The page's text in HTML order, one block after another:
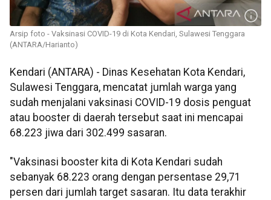
Arsip foto - Vaksinasi COVID-19 di Kota Kendari, Sulawesi Tenggara
(ANTARA/Harianto)
Kendari (ANTARA) - Dinas Kesehatan Kota Kendari,
Sulawesi Tenggara, mencatat jumlah warga yang
sudah menjalani vaksinasi COVID-19 dosis penguat
atau booster di daerah tersebut saat ini mencapai
68.223 jiwa dari 302.499 sasaran.
"Vaksinasi booster kita di Kota Kendari sudah
sebanyak 68.223 orang dengan persentase 29,71
persen dari jumlah target sasaran. Itu data terakhir